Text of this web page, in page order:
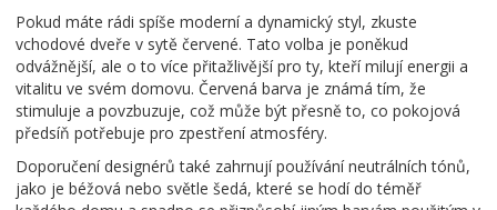
Pokud máte rádi spíše moderní a dynamický styl, zkuste
vchodové dveře v sytě červené. Tato volba je poněkud
odvážnější, ale o to více přitažlivější pro ty, kteří milují energii a
vitalitu ve svém domovu. Červená barva je známá tím, že
stimuluje a povzbuzuje, což může být přesně to, co pokojová
předsíň potřebuje pro zpestření atmosféry.
Doporučení designérů také zahrnují používání neutrálních tónů,
jako je béžová nebo světle šedá, které se hodí do téměř